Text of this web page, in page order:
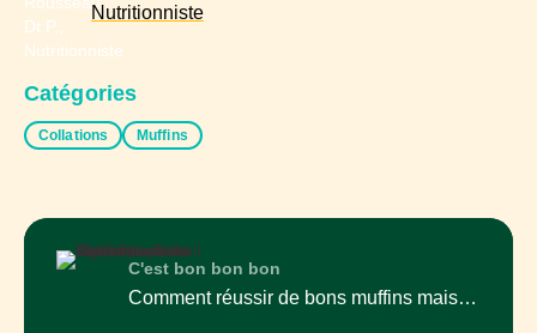
Nutritionniste
Catégories
Collations Muffins
C'est bon bon bon
Comment réussir de bons muffins maison : texture, astuces et idées à essayer